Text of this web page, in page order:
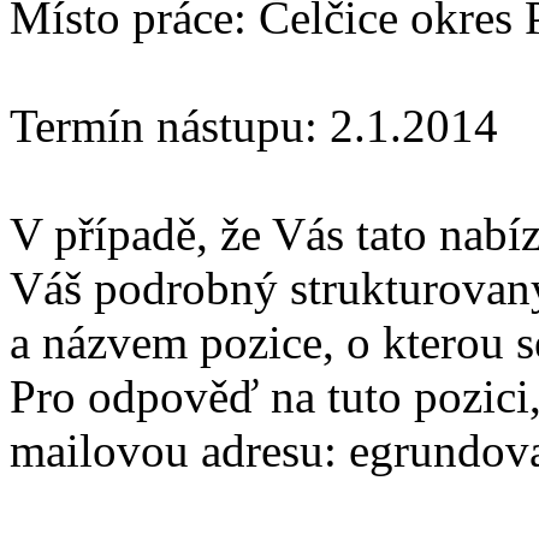
Místo práce: Čelčice okres
Termín nástupu: 2.1.2014
V případě, že Vás tato
Váš podrobný
a názvem pozice, o kterou
Pro odpověď na tuto
mailovou adresu: